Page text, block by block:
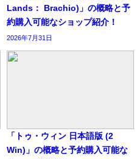
Lands： Brachio)」の概略と予
約購入可能なショップ紹介！
2026年7月31日
「トゥ・ウィン 日本語版 (2
Win)」の概略と予約購入可能な